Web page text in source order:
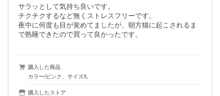
サラッとして気持ち良いです。
チクチクするなど無くストレスフリーです。
夜中に何度も目が覚めてましたが、朝方猫に起こされるま
で熟睡できたので買って良かったです。
購入した商品
カラー/ピンク、サイズ/L
購入したストア